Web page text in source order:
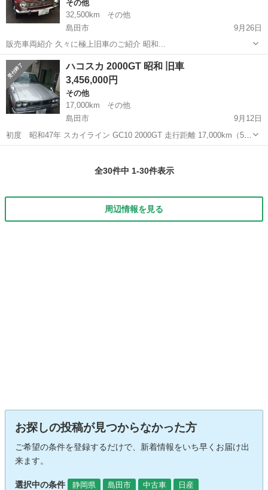
その他
32,500km
その他
島田市
9月26日
販売車両紹介 久々に極上旧車のご紹介 昭和...
静岡 島田市
ハコスカ 2000GT 昭和 旧車
3,456,000円
その他
17,000km
その他
島田市
9月12日
初度 昭和47年 スカイライン GC10 2000GT 走行距離 17,000km（5桁
メーターの為走行不明） 外装全塗装 ソレックス40 フルトラ 電磁ポン
全30件中 1-30件表示
周辺情報を見る
お探しの投稿が見つからなかった方
ご希望の条件を登録するだけで、新着情報をいち早くお届け出
来ます。
選択中の条件 静岡県 島田市 中古車 日産